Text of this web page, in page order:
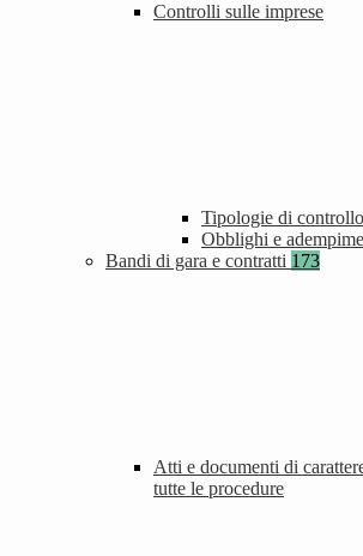
Controlli sulle imprese
Tipologie di controllo
Obblighi e
Bandi di gara e contratti 173
Atti e documenti di
tutte le procedure